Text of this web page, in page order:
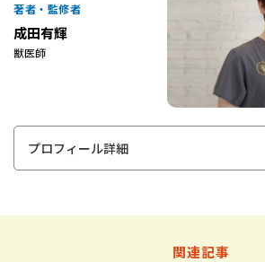
著者・監修者
成田有輝
獣医師
プロフィール詳細
関連記事